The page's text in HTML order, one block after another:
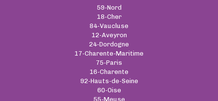
59-Nord
18-Cher
84-Vaucluse
12-Aveyron
24-Dordogne
17-Charente-Maritime
75-Paris
16-Charente
92-Hauts-de-Seine
60-Oise
55-Meuse